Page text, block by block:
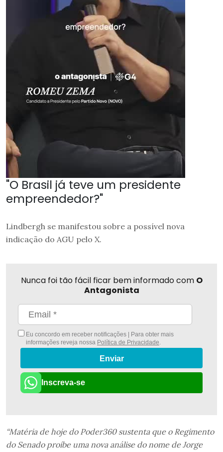
"O Brasil já teve um presidente
empreendedor?"
Lindbergh se manifestou sobre a possível nova
indicação do AGU pelo X.
Nunca foi tão fácil ficar bem informado com O
Antagonista
Eu concordo em receber notificações | Para obter mais
informações reveja nossa Política de Privacidade.
Enviar
Inscreva-se
“Matéria de hoje do Poder360 sustenta que o Regimento
do Senado proíbe uma nova análise do nome de Jorge